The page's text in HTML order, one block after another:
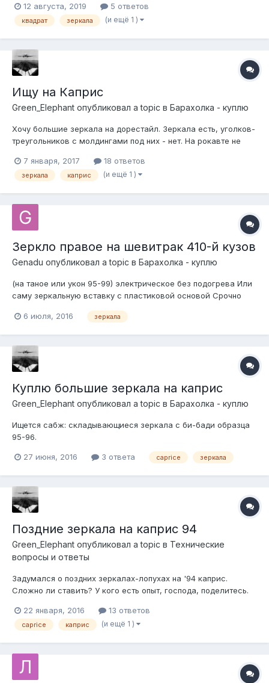
serpid=dj9xKDvwJ4WpTQq3kHbMNQ&pos=0&img_url=https%3A
%2F%2Fa.radikal.ru%2Fa13%2F1806%2F45%2F981542ab45eft.j
12 августа, 2019 5 ответов
квадрат зеркала (и ещё 1 )
Ищу на Каприс
Green_Elephant опубликовал a topic в Барахолка - куплю
Хочу большие зеркала на дорестайл. Зеркала есть, уголков-
треугольников с молдингами под них - нет. На рокавте не
7 января, 2017
18 ответов
зеркала каприс (и ещё 1 )
Зеркло правое на шевитрак 410-й кузов
Genadu опубликовал a topic в Барахолка - куплю
(на таное или укон 95-99) электрическое без подогрева Или
саму зеркальную вставку с пластиковой основой Срочно
6 июля, 2016
зеркала
Куплю большие зеркала на каприс
Green_Elephant опубликовал a topic в Барахолка - куплю
Ищется сабж: складывающиеся зеркала с би-бади образца
95-96.
27 июня, 2016 3 ответа caprice зеркала
Поздние зеркала на каприс 94
Green_Elephant опубликовал a topic в Технические
вопросы и ответы
Задумался о поздних зеркалах-лопухах на '94 каприс.
Сложно ли ставить? У кого есть опыт, господа, поделитесь.
дорого? Может, кто-то распилил импалу, или родмастер,
или волгу с зеркалами от каприза? В продаже вижу только
22 января, 2016 13 ответов
caprice каприс (и ещё 1 )